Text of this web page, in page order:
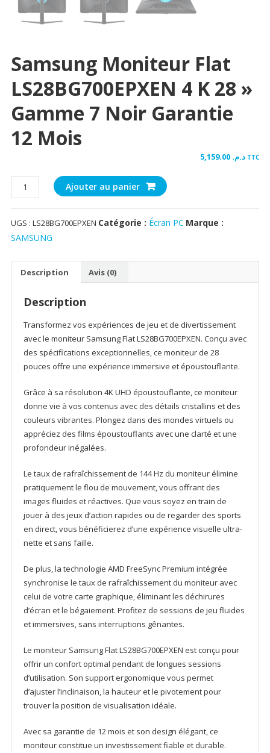
Samsung Moniteur Flat
LS28BG700EPXEN 4 K 28 »
Gamme 7 Noir Garantie
12 Mois
د.م. TTC
quantité
de
Samsung
moniteur
Flat
4
gamme
garantie
Ajouter au panier
UGS : LS28BG700EPXEN Catégorie : Écran PC Marque :
SAMSUNG
Description Avis (0)
Description
Transformez vos expériences de jeu et de divertissement
avec le moniteur Samsung Flat LS28BG700EPXEN. Conçu avec
des spécifications exceptionnelles, ce moniteur de 28
pouces offre une expérience immersive et époustouflante.
Grâce à sa résolution 4K UHD époustouflante, ce moniteur
donne vie à vos contenus avec des détails cristallins et des
couleurs vibrantes. Plongez dans des mondes virtuels ou
appréciez des films époustouflants avec une clarté et une
profondeur inégalées.
Le taux de rafraîchissement de 144 Hz du moniteur élimine
pratiquement le flou de mouvement, vous offrant des
images fluides et réactives. Que vous soyez en train de
jouer à des jeux d’action rapides ou de regarder des sports
en direct, vous bénéficierez d’une expérience visuelle ultra-
nette et sans faille.
De plus, la technologie AMD FreeSync Premium intégrée
synchronise le taux de rafraîchissement du moniteur avec
celui de votre carte graphique, éliminant les déchirures
d’écran et le bégaiement. Profitez de sessions de jeu fluides
et immersives, sans interruptions gênantes.
Le moniteur Samsung Flat LS28BG700EPXEN est conçu pour
offrir un confort optimal pendant de longues sessions
d’utilisation. Son support ergonomique vous permet
d’ajuster l’inclinaison, la hauteur et le pivotement pour
trouver la position de visualisation idéale.
Avec sa garantie de 12 mois et son design élégant, ce
moniteur constitue un investissement fiable et durable.